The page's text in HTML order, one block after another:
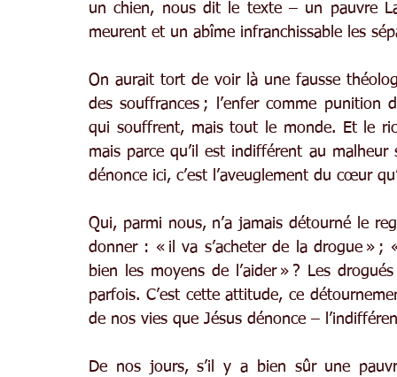
un chien, nous dit le texte – un pauvre
meurent et un abîme infranchissable les
On aurait tort de voir là une fausse
des souffrances ; l’enfer comme punition
qui souffrent, mais tout le monde. Et le
mais parce qu’il est indifférent au
dénonce ici, c’est l’aveuglement du cœur
Qui, parmi nous, n’a jamais détourné le
donner : « il va s’acheter de la drogue » ;
bien les moyens de l’aider » ? Les
parfois. C’est cette attitude, ce
de nos vies que Jésus dénonce –
De nos jours, s’il y a bien sûr une